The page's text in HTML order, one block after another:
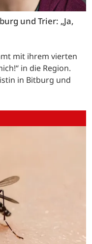
und Trier: „Ja,
mit ihrem vierten
in die Region.
in Bitburg und